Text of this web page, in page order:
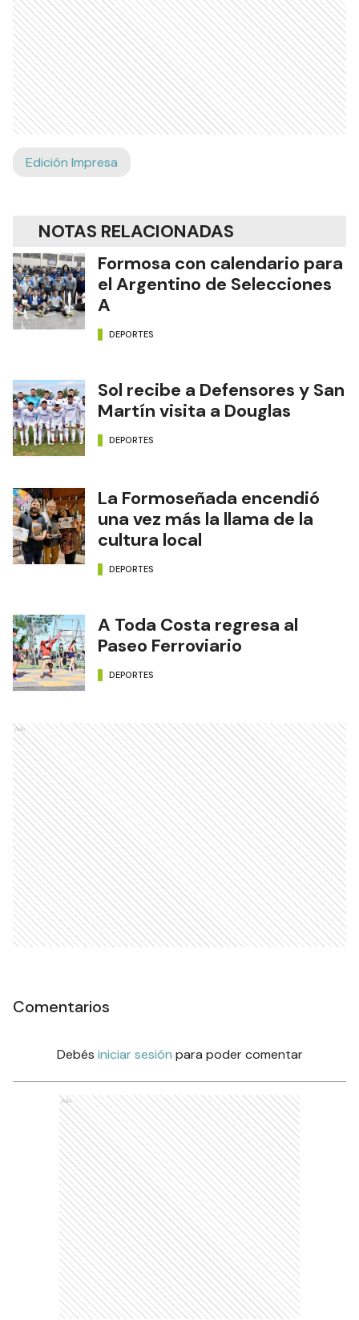
Edición Impresa
NOTAS RELACIONADAS
Formosa con calendario para
el Argentino de Selecciones
A
DEPORTES
Sol recibe a Defensores y San
Martín visita a Douglas
DEPORTES
La Formoseñada encendió
una vez más la llama de la
cultura local
DEPORTES
A Toda Costa regresa al
Paseo Ferroviario
DEPORTES
Ads
Comentarios
Debés iniciar sesión para poder comentar
Ads